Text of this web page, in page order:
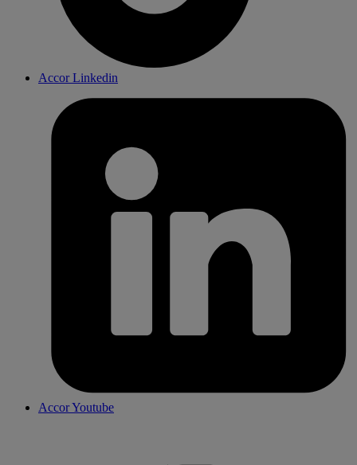
Accor Linkedin
Accor Youtube